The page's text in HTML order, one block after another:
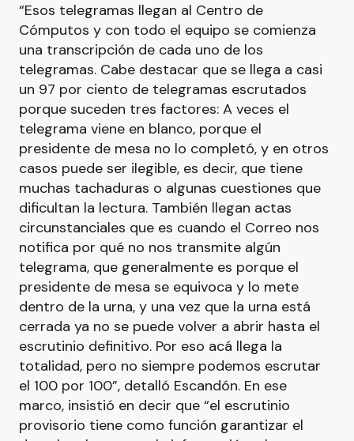
“Esos telegramas llegan al Centro de
Cómputos y con todo el equipo se comienza
una transcripción de cada uno de los
telegramas. Cabe destacar que se llega a casi
un 97 por ciento de telegramas escrutados
porque suceden tres factores: A veces el
telegrama viene en blanco, porque el
presidente de mesa no lo completó, y en otros
casos puede ser ilegible, es decir, que tiene
muchas tachaduras o algunas cuestiones que
dificultan la lectura. También llegan actas
circunstanciales que es cuando el Correo nos
notifica por qué no nos transmite algún
telegrama, que generalmente es porque el
presidente de mesa se equivoca y lo mete
dentro de la urna, y una vez que la urna está
cerrada ya no se puede volver a abrir hasta el
escrutinio definitivo. Por eso acá llega la
totalidad, pero no siempre podemos escrutar
el 100 por 100”, detalló Escandón. En ese
marco, insistió en decir que “el escrutinio
provisorio tiene como función garantizar el